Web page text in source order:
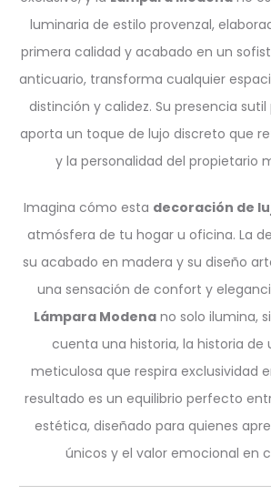
luminaria de estilo provenzal,
primera calidad y acabado en un
anticuario, transforma cualquier
distinción y calidez. Su presencia
aporta un toque de lujo discreto que
y la personalidad del propietario
Imagina cómo esta decoración de
atmósfera de tu hogar u oficina. La
su acabado en madera y su diseño
una sensación de confort y
Lámpara Modena no solo ilumina,
cuenta una historia, la historia de
meticulosa que respira exclusividad
resultado es un equilibrio perfecto
estética, diseñado para quienes
únicos y el valor emocional en